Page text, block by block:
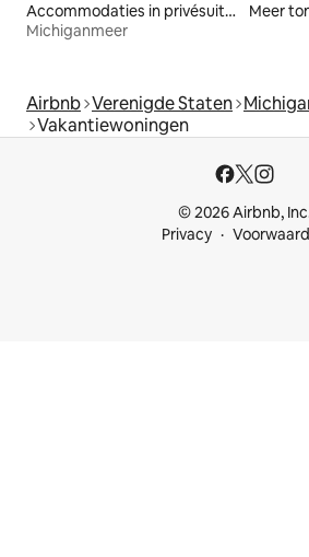
Accommodaties in privésuites
Michiganmeer
Meer
Airbnb Verenigde Staten
Vakantiewoningen
© 2026 Airbnb,
Privacy